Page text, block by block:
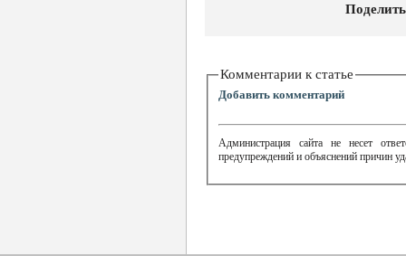
Комментарии к статье
Добавить комментарий
Администрация сайта не несет
предупреждений и объяснений причин